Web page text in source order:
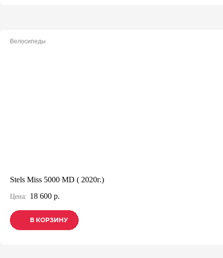
Велосипеды
Stels Miss 5000 MD ( 2020г.)
Цена: 18 600 р.
В КОРЗИНУ
В КОРЗИНУ
В КОРЗИНУ